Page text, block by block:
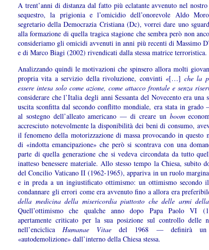
A trent’anni di distanza dal fatto più eclatante avvenuto nel
sequestro, la prigionia e l’omicidio dell’onorevole Aldo
segretario della Democrazia Cristiana (Dc), vorrei dare uno
alla formazione di quella tragica stagione che sembra però non
consideriamo gli omicidi avvenuti in anni più recenti di Massimo
e di Marco Biagi (2002) rivendicati dalla stessa matrice terroristica.
Analizzando quindi le motivazioni che spinsero allora molti
propria vita a servizio della rivoluzione, convinti «[…] che la
essere intesa solo come azione, come attacco frontale e senza
considerare che l’Italia degli anni Sessanta del Novecento era una
uscita sconfitta dal secondo conflitto mondiale, era stata in grado
al sostegno dell’alleato americano — di creare un boom
accresciuto notevolmente la disponibilità dei beni di consumo,
il fenomeno della motorizzazione di massa provocando in questo
di «indotta emancipazione» che però si scontrava con una
parte di quella generazione che si vedeva circondata da tutto
inatteso benessere materiale. Allo stesso tempo la Chiesa, subito
del Concilio Vaticano II (1962-1965), appariva in un ruolo
e in preda a un ingiustificato ottimismo: un ottimismo secondo
condannare gli errori come era avvenuto fino a allora era
della medicina della misericordia piuttosto che delle armi
Quell’ottimismo che qualche anno dopo Papa Paolo VI
apertamente criticato per la sua posizione sul controllo delle
nell’enciclicaHumanae Vitaedel 1968 — definirà un
«autodemolizione» dall’interno della Chiesa stessa.